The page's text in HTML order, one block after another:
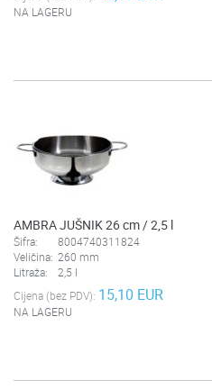
NA LAGERU
AMBRA JUŠNIK 26 cm / 2,5 l
Šifra:
8004740311824
Veličina: 260 mm
Litraža:
2,5 l
Cijena (bez PDV): 15,10 EUR
NA LAGERU